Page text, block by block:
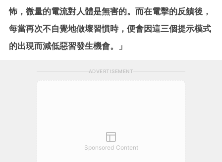
怖，微量的電流對人體是無害的。而在電擊的反饋後，
每當再次不自覺地做壞習慣時，便會因這三個提示模式
的出現而減低惡習發生機會。」
ADVERTISEMENT
Sponsored Content